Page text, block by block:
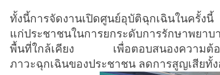
ทั้งนี้การจัดงานเปิดศูนย์อุบัติฉุกเฉินในครั้ง
แก่ประชาชนในการยกระดับการรักษาพ
พื้นที่ใกล้เคียง เพื่อตอบสนองความต้อง
ภาวะฉุกเฉินของประชาชน ลดการสูญเสียทั้